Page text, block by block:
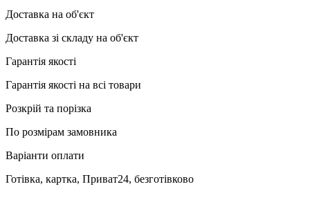
Доставка на об'єкт
Доставка зі складу на об'єкт
Гарантія якості
Гарантія якості на всі товари
Розкрій та порізка
По розмірам замовника
Варіанти оплати
Готівка, картка, Приват24, безготівково